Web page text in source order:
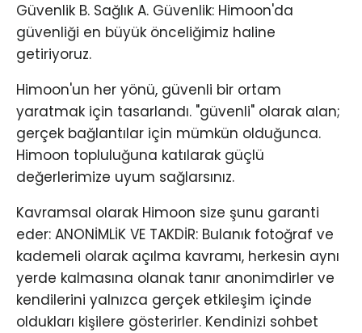
Güvenlik B. Sağlık A. Güvenlik: Himoon'da
güvenliği en büyük önceliğimiz haline
getiriyoruz.
Himoon'un her yönü, güvenli bir ortam
yaratmak için tasarlandı. "güvenli" olarak alan;
gerçek bağlantılar için mümkün olduğunca.
Himoon topluluğuna katılarak güçlü
değerlerimize uyum sağlarsınız.
Kavramsal olarak Himoon size şunu garanti
eder: ANONİMLİK VE TAKDİR: Bulanık fotoğraf ve
kademeli olarak açılma kavramı, herkesin aynı
yerde kalmasına olanak tanır anonimdirler ve
kendilerini yalnızca gerçek etkileşim içinde
oldukları kişilere gösterirler. Kendinizi sohbet